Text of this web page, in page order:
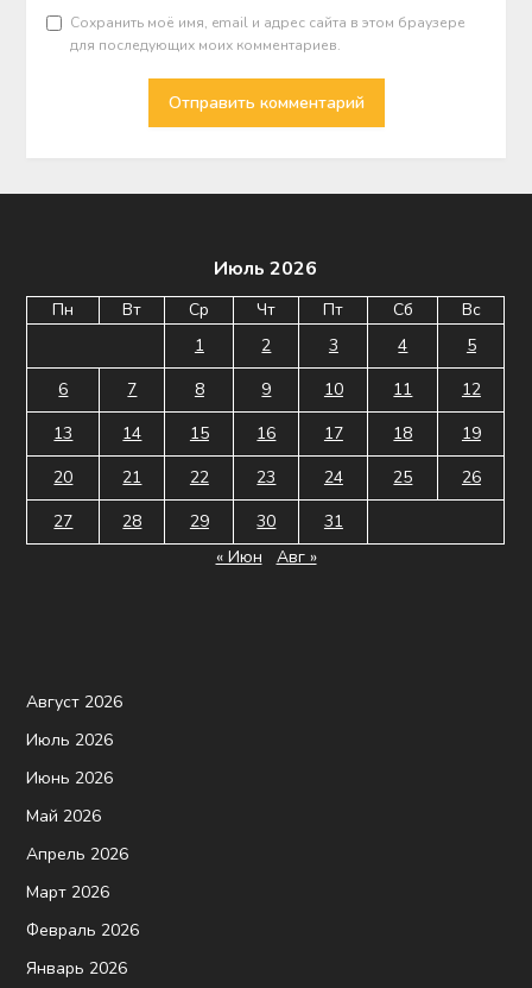
Сохранить моё имя, email и адрес сайта в этом браузере
для последующих моих комментариев.
Июль 2026
Пн Вт Ср Чт Пт Сб
Вс
1
2 3 4
5
6
7 8 9 10 11
12
13
14 15 16 17 18
19
20
21 22 23 24 25
26
27
28 29 30
31
« Июн
Авг »
Август 2026
Июль 2026
Июнь 2026
Май 2026
Апрель 2026
Март 2026
Февраль 2026
Январь 2026